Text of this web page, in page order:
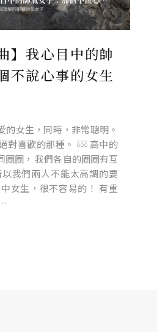
】我心目中的帥
不說心事的女生
的女生，同時，非常聰明。
對喜歡的那種。 𓍱𓍱𓍱 高中的
圈圈， 我們各自的圈圈有互
我們兩人不能太高調的要
女生，很不容易的！ 有重